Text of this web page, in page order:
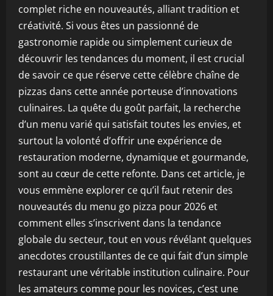
complet riche en nouveautés, alliant tradition et
créativité. Si vous êtes un passionné de
gastronomie rapide ou simplement curieux de
découvrir les tendances du moment, il est crucial
de savoir ce que réserve cette célèbre chaîne de
pizzas dans cette année porteuse d’innovations
culinaires. La quête du goût parfait, la recherche
d’un menu varié qui satisfait toutes les envies, et
surtout la volonté d’offrir une expérience de
restauration moderne, dynamique et gourmande,
sont au cœur de cette refonte. Dans cet article, je
vous emmène explorer ce qu’il faut retenir des
nouveautés du menu go pizza pour 2026 et
comment elles s’inscrivent dans la tendance
globale du secteur, tout en vous révélant quelques
anecdotes croustillantes de ce qui fait d’un simple
restaurant une véritable institution culinaire. Pour
les amateurs comme pour les novices, c’est une